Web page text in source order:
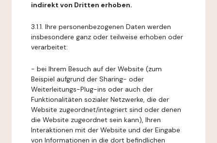
indirekt von Dritten erhoben.
3.1.1. Ihre personenbezogenen Daten werden
insbesondere ganz oder teilweise erhoben oder
verarbeitet:
- bei Ihrem Besuch auf der Website (zum
Beispiel aufgrund der Sharing- oder
Weiterleitungs-Plug-ins oder auch der
Funktionalitäten sozialer Netzwerke, die der
Website zugeordnet/integriert sind oder denen
die Website zugeordnet sein kann), Ihren
Interaktionen mit der Website und der Eingabe
von Informationen in die dort befindlichen